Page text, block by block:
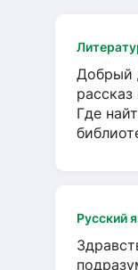
Добрый
Где
Русский